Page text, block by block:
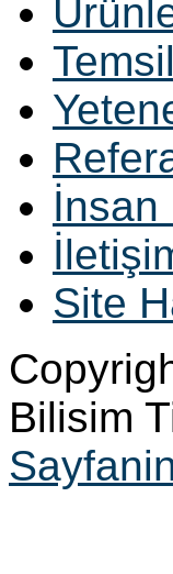
İnsan
Site
Bilisim